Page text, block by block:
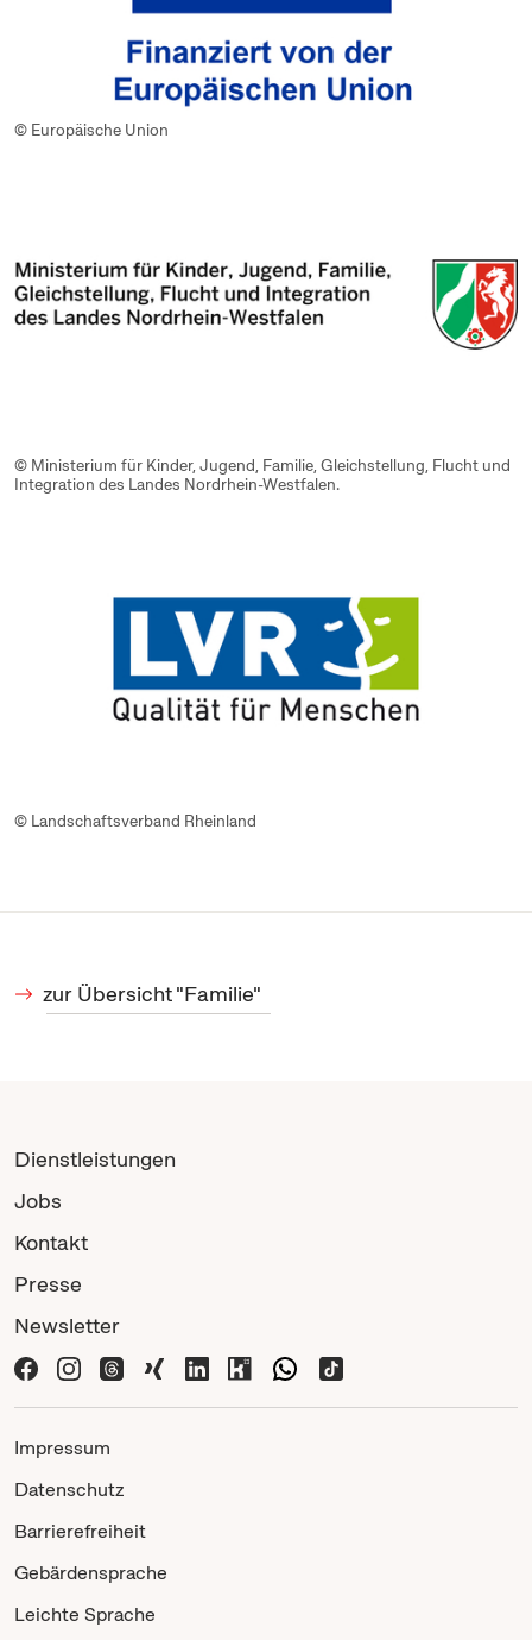
© Europäische Union
© Ministerium für Kinder, Jugend, Familie, Gleichstellung, Flucht und
Integration des Landes Nordrhein-Westfalen.
© Landschaftsverband Rheinland
zur Übersicht "Familie"
Dienstleistungen
Jobs
Kontakt
Presse
Newsletter
Impressum
Datenschutz
Barrierefreiheit
Gebärdensprache
Leichte Sprache